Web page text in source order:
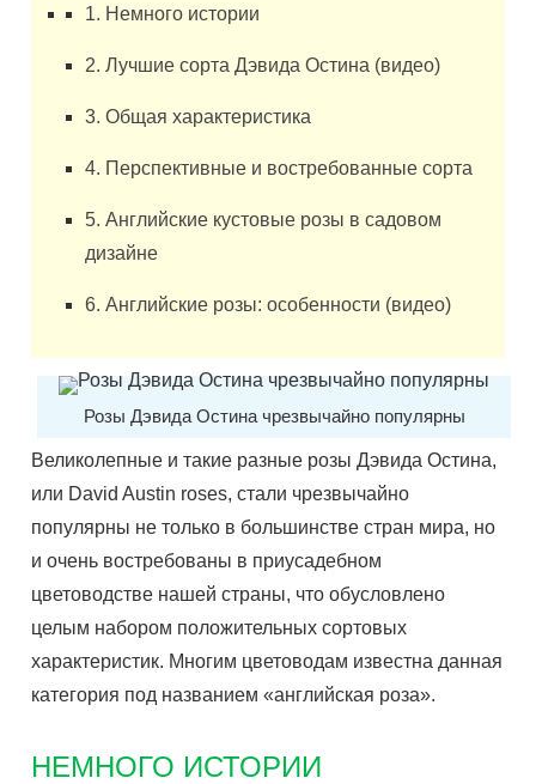
1. Немного истории
2. Лучшие сорта Дэвида Остина (видео)
3. Общая характеристика
4. Перспективные и востребованные сорта
5. Английские кустовые розы в садовом
дизайне
6. Английские розы: особенности (видео)
Розы Дэвида Остина чрезвычайно популярны
Великолепные и такие разные розы Дэвида Остина,
или David Austin roses, стали чрезвычайно
популярны не только в большинстве стран мира, но
и очень востребованы в приусадебном
цветоводстве нашей страны, что обусловлено
целым набором положительных сортовых
характеристик. Многим цветоводам известна данная
категория под названием «английская роза».
НЕМНОГО ИСТОРИИ